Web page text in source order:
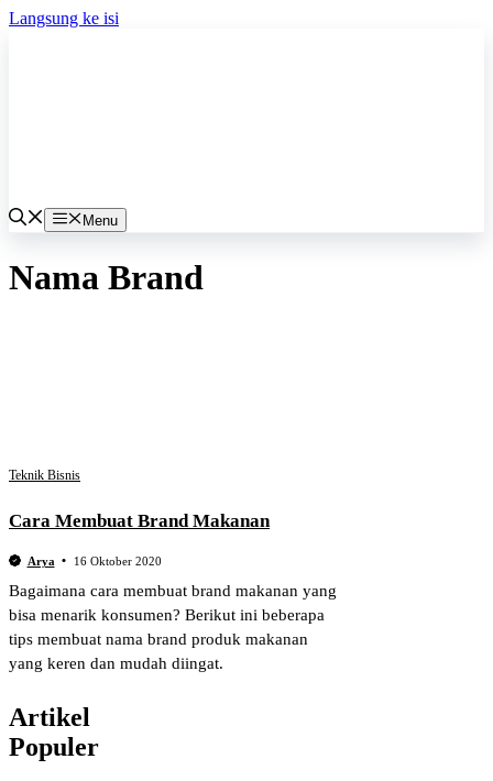
Langsung ke isi
Menu
Nama Brand
Teknik Bisnis
Cara Membuat Brand Makanan
Arya 16 Oktober 2020
Bagaimana cara membuat brand makanan yang
bisa menarik konsumen? Berikut ini beberapa
tips membuat nama brand produk makanan
yang keren dan mudah diingat.
Artikel
Populer